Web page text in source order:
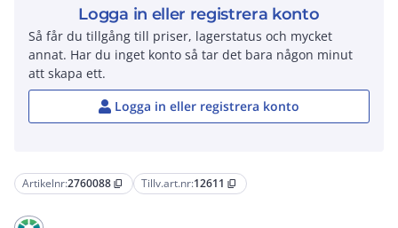
Artikelnr:2760088 content_copy Tillv.art.nr:12611 content_copy
Logga in eller registrera konto
Så får du tillgång till priser, lagerstatus och mycket
annat. Har du inget konto så tar det bara någon minut
att skapa ett.
Logga in eller registrera konto